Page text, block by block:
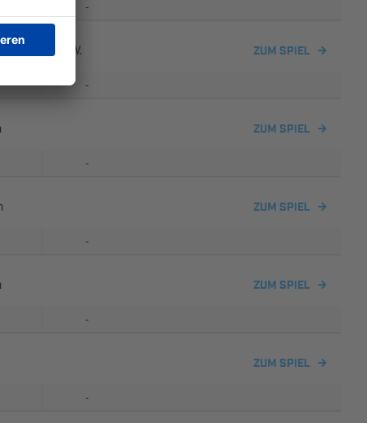
-
Oberwerrn 2015 e.V. ZUM SPIEL
-
ZUM SPIEL
-
ZUM SPIEL
-
ZUM SPIEL
-
ZUM SPIEL
-